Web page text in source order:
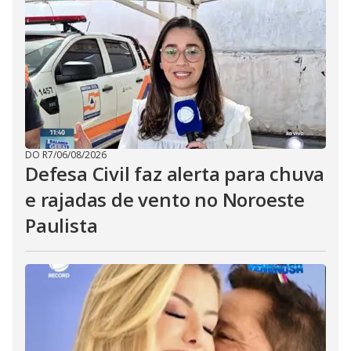
DO R7/06/08/2026
Defesa Civil faz alerta para chuva
e rajadas de vento no Noroeste
Paulista